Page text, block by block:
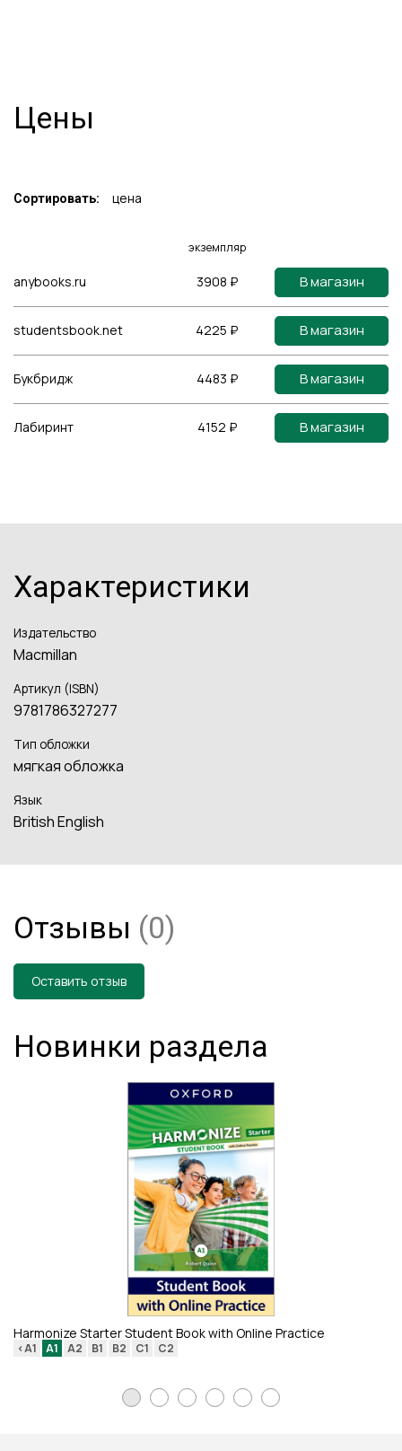
Цены
Сортировать: цена
экземпляр
anybooks.ru 3908 ₽ В магазин
studentsbook.net 4225 ₽ В магазин
Букбридж 4483 ₽ В магазин
Лабиринт 4152 ₽ В магазин
Характеристики
Издательство
Macmillan
Артикул (ISBN)
9781786327277
Тип обложки
мягкая обложка
Язык
British English
Отзывы (0)
Оставить отзыв
Новинки раздела
Harmonize Starter Student Book with Online Practice
<A1 A1 A2 B1 B2 C1 C2